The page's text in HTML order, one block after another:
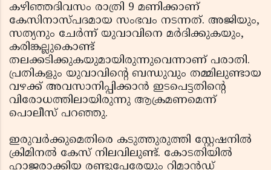
കഴിഞ്ഞദിവസം രാത്രി 9 മണിക്കാണ്
കേസിനാസ്പദമായ സംഭവം നടന്നത്. അജിയും,
സത്യനും ചേര്‍ന്ന് യുവാവിനെ മര്‍ദിക്കുകയും,
കരിങ്കല്ലുകൊണ്ട്
തലക്കടിക്കുകയുമായിരുന്നുവെന്നാണ് പരാതി.
പ്രതികളും യുവാവിന്റെ ബന്ധുവും തമ്മിലുണ്ടായ
വഴക്ക് അവസാനിപ്പിക്കാന്‍ ഇടപെട്ടതിന്റെ
വിരോധത്തിലായിരുന്നു ആക്രമണമെന്ന്
പൊലീസ് പറഞ്ഞു.
ഇരുവര്‍ക്കുമെതിരെ കടുത്തുരുത്തി സ്റ്റേഷനില്‍
ക്രിമിനല്‍ കേസ് നിലവിലുണ്ട്. കോടതിയില്‍
ഹാജരാക്കിയ രണ്ടുപേരേയും റിമാന്‍ഡ്